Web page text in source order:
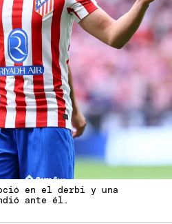
en el derbi y una
ante él.